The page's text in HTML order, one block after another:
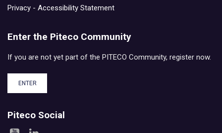
Privacy - Accessibility Statement
Enter the Piteco Community
If you are not yet part of the PITECO Community, register now.
ENTER
Piteco Social